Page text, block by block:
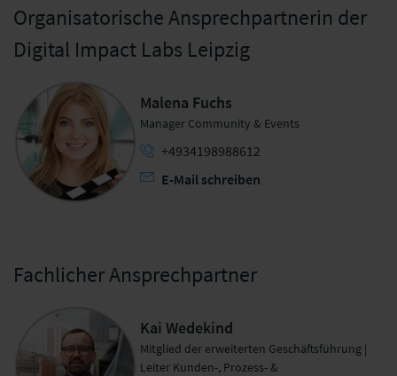
Organisatorische Ansprechpartnerin der
Digital Impact Labs Leipzig
Malena Fuchs
Manager Community & Events
+4934198988612
E-Mail schreiben
Fachlicher Ansprechpartner
Kai Wedekind
Mitglied der erweiterten Geschäftsführung |
Leiter Kunden-, Prozess- &